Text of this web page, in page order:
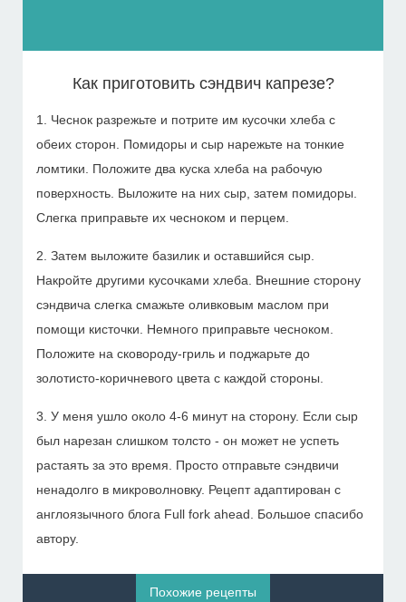
Как приготовить сэндвич капрезе?
1. Чеснок разрежьте и потрите им кусочки хлеба с
обеих сторон. Помидоры и сыр нарежьте на тонкие
ломтики. Положите два куска хлеба на рабочую
поверхность. Выложите на них сыр, затем помидоры.
Слегка приправьте их чесноком и перцем.
2. Затем выложите базилик и оставшийся сыр.
Накройте другими кусочками хлеба. Внешние сторону
сэндвича слегка смажьте оливковым маслом при
помощи кисточки. Немного приправьте чесноком.
Положите на сковороду-гриль и поджарьте до
золотисто-коричневого цвета с каждой стороны.
3. У меня ушло около 4-6 минут на сторону. Если сыр
был нарезан слишком толсто - он может не успеть
растаять за это время. Просто отправьте сэндвичи
ненадолго в микроволновку. Рецепт адаптирован с
англоязычного блога Full fork ahead. Большое спасибо
автору.
Похожие рецепты